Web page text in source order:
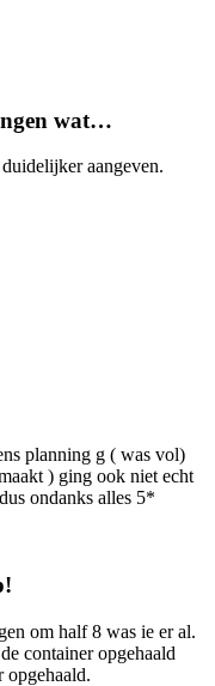
wat…
aangeven.
planning g ( was vol)
) ging ook niet echt
ondanks alles 5*
om half 8 was ie er al.
container opgehaald
opgehaald.